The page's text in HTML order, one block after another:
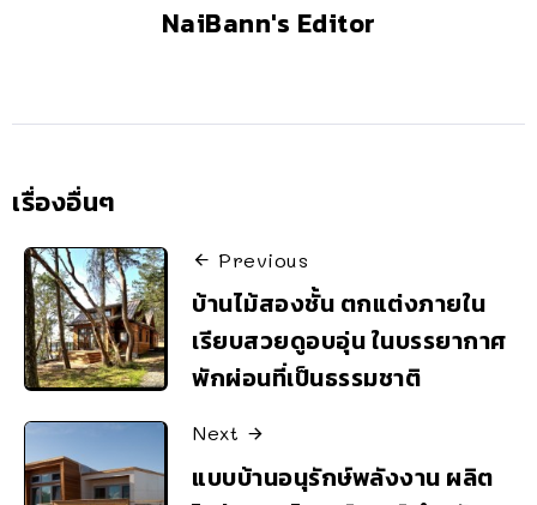
NaiBann's Editor
เรื่องอื่นๆ
Previous
บ้านไม้สองชั้น ตกแต่งภายใน
เรียบสวยดูอบอุ่น ในบรรยากาศ
พักผ่อนที่เป็นธรรมชาติ
Next
แบบบ้านอนุรักษ์พลังงาน ผลิต